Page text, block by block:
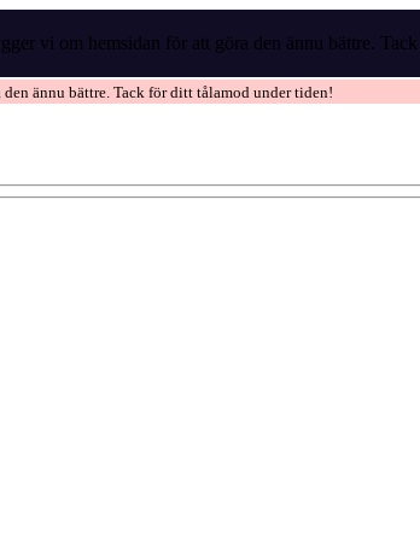
vi om hemsidan för att göra den ännu bättre.
ännu bättre. Tack för ditt tålamod under tiden!